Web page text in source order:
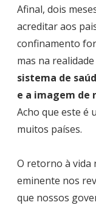
Afinal, dois
acreditar aos
confinamento
mas na
sistema de
e a imagem de
Acho que este é
muitos países.
O retorno à vida
eminente nos
que nossos